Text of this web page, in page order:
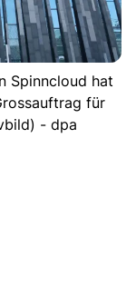
Spinncloud hat
für
- dpa